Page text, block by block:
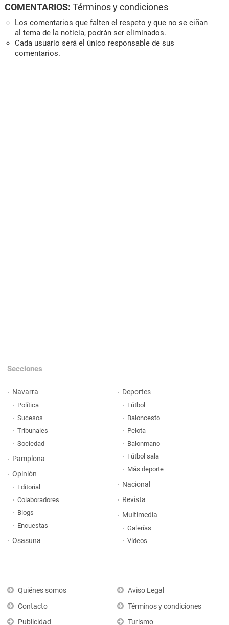
COMENTARIOS: Términos y condiciones
Los comentarios que falten el respeto y que no se ciñan
al tema de la noticia, podrán ser eliminados.
Cada usuario será el único responsable de sus
comentarios.
Secciones
Navarra
Política
Sucesos
Tribunales
Sociedad
Pamplona
Opinión
Editorial
Colaboradores
Blogs
Encuestas
Osasuna
Deportes
Fútbol
Baloncesto
Pelota
Balonmano
Fútbol sala
Más deporte
Nacional
Revista
Multimedia
Galerías
Vídeos
Quiénes somos
Contacto
Publicidad
Aviso Legal
Términos y condiciones
Turismo